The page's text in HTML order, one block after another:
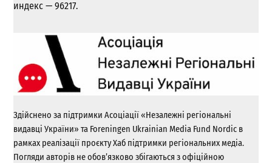
индекс — 96217.
Здійснено за підтримки Асоціації «Незалежні регіональні
видавці України» та Foreningen Ukrainian Media Fund Nordic в
рамках реалізації проєкту Хаб підтримки регіональних медіа.
Погляди авторів не обов’язково збігаються з офіційною